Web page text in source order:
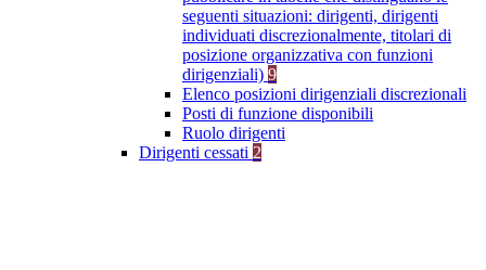
seguenti situazioni: dirigenti, dirigenti
individuati discrezionalmente, titolari di
posizione organizzativa con funzioni
dirigenziali) 9
Elenco posizioni dirigenziali discrezionali
Posti di funzione disponibili
Ruolo dirigenti
Dirigenti cessati 2